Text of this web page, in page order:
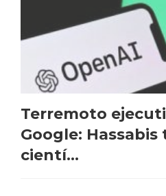
Terremoto
Google:
cientí...